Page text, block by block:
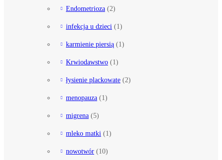
Endometrioza (2)
infekcja u dzieci (1)
karmienie piersią (1)
Krwiodawstwo (1)
łysienie plackowate (2)
menopauza (1)
migrena (5)
mleko matki (1)
nowotwór (10)